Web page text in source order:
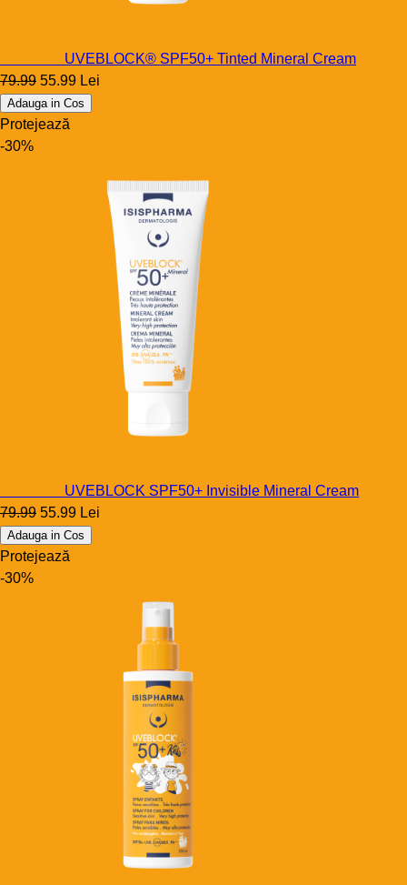
UVEBLOCK® SPF50+ Tinted Mineral Cream
79.99 55.99 Lei
Adauga in Cos
Protejează
-30%
UVEBLOCK SPF50+ Invisible Mineral Cream
79.99 55.99 Lei
Adauga in Cos
Protejează
-30%